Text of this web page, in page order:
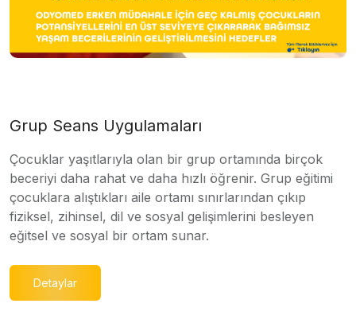
Grup Seans Uygulamaları
Çocuklar yaşıtlarıyla olan bir grup ortamında birçok
beceriyi daha rahat ve daha hızlı öğrenir. Grup eğitimi
çocuklara alıştıkları aile ortamı sınırlarından çıkıp
fiziksel, zihinsel, dil ve sosyal gelişimlerini besleyen
eğitsel ve sosyal bir ortam sunar.
Detaylar